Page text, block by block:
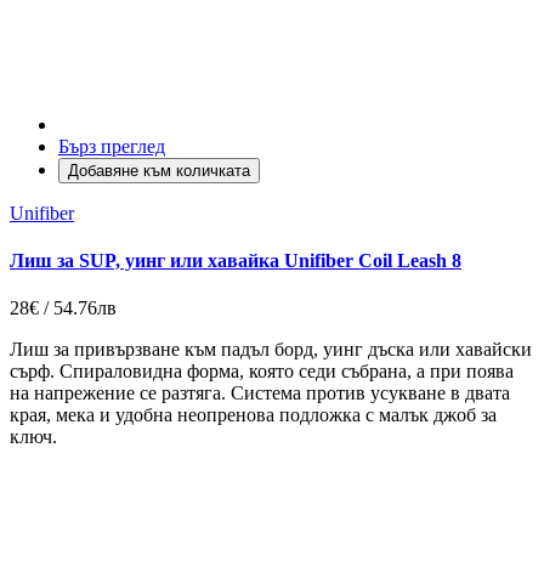
Бърз преглед
Добавяне към количката
Unifiber
Лиш за SUP, уинг или хавайка Unifiber Coil Leash 8
28€ / 54.76лв
Лиш за привързване към падъл борд, уинг дъска или хавайски
сърф. Спираловидна форма, която седи събрана, а при поява
на напрежение се разтяга. Система против усукване в двата
края, мека и удобна неопренова подложка с малък джоб за
ключ.